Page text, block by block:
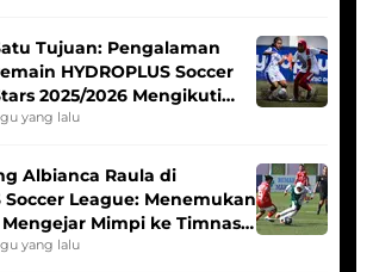
Tujuan: Pengalaman
HYDROPLUS Soccer
2025/2026 Mengikuti
Indonesia Putri
yang lalu
Albianca Raula di
Soccer League: Menemukan
Mimpi ke Timnas
yang lalu